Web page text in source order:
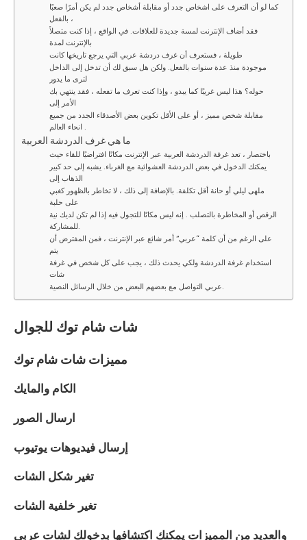
كما لو أن التعرف على اشخاص جدد أو مقابلة أشخاص جدد لم يكن أمرًا صعبًا
بالفعل ،
فقد أضاف الإنترنت لمسة جديدة للعلاقات. في الواقع ، إذا كنت متصلاً
بالإنترنت لمدة
طويلة ، فستعرف أن غرف دردشة عربي التي يرجع تاريخها كانت
موجودة منذ عدة سنوات بالفعل. ولكن هل سبق لك أن تدخل إلى الداخل
لترى ما يدور
حوله؟ هذا ليس غريبًا كما يبدو ، وإذا كنت تعرف ما تفعله ، فقد ينتهي بك
الأمر إلى
مقابلة شخص مميز ، أو على الأقل تكوين بعض الأصدقاء الجدد من جميع
انحاء العالم .
ما هي غرف الدردشة العربية
باختصار ، تعد غرفة الدردشة العربية عبر الإنترنت مكانًا افتراضيًا للقاء حيث
يمكنك الدخول في بعض الدردشة العشوائية مع الغرباء. يشبه إلى حد كبير
الذهاب إلى
ملهى ليلي أو حانة أقل تكلفة. بالإضافة إلى ذلك ، لا تخاطر بالظهور كغبي
على حلبة
الرقص أو المخاطرة بالتصلب . إنه ليس مكانًا للتجول فيه إذا لم تكن لديك نية
للمشاركة.
على الرغم من أن كلمة “عربي” أمر شائع عبر الإنترنت ، فمن المفترض أن
يتم
استخدام غرفة الدردشة ولكي يحدث ذلك ، يجب على كل شخص في غرفة
شات
عربي التواصل مع بعضهم البعض من خلال الرسائل النصية.
شات شام توك للجوال
مميزات شات شام توك
الكام والمايك
ارسال الصور
إرسال فيديوهات يوتيوب
تغير شكل الشات
تغير خلفية الشات
والعديد من المميزات يمكنك اكتشافها بدخولك لشات عربي